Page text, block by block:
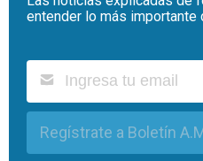
entender lo más importante
Regístrate a Boletín